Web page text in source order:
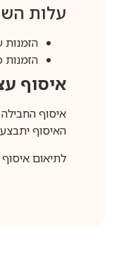
עלות
הזמנות עד 399 ש"ח:
הזמנות מעל 400
איסוף
איסוף החבילה החל
האיסוף יתבצע
לתיאום איסוף יש